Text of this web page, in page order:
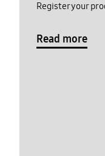
Register your
Read more